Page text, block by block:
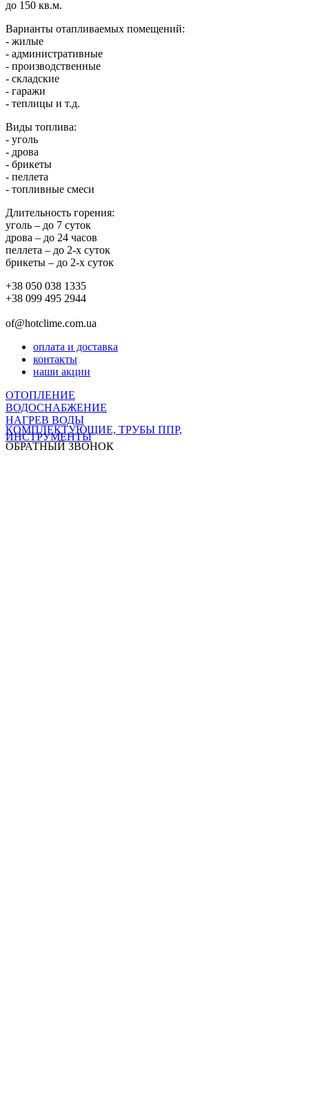
до 150 кв.м.
Варианты отапливаемых помещений:
- жилые
- административные
- производственные
- складские
- гаражи
- теплицы и т.д.
Виды топлива:
- уголь
- дрова
- брикеты
- пеллета
- топливные смеси
Длительность горения:
уголь – до 7 суток
дрова – до 24 часов
пеллета – до 2-х суток
брикеты – до 2-х суток
+38 050 038 1335
+38 099 495 2944
of@hotclime.com.ua
оплата и доставка
контакты
наши акции
ОТОПЛЕНИЕ
ВОДОСНАБЖЕНИЕ
НАГРЕВ ВОДЫ
КОМПЛЕКТУЮЩИЕ, ТРУБЫ ППР,
ИНСТРУМЕНТЫ
ОБРАТНЫЙ ЗВОНОК